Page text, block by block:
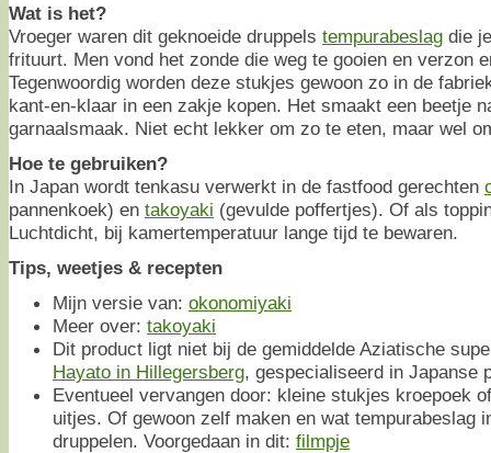
Wat is het?
Vroeger waren dit geknoeide druppels tempurabeslag die
frituurt. Men vond het zonde die weg te gooien en verzon
Tegenwoordig worden deze stukjes gewoon zo in de
kant-en-klaar in een zakje kopen. Het smaakt een beetje
garnaalsmaak. Niet echt lekker om zo te eten, maar wel
Hoe te gebruiken?
In Japan wordt tenkasu verwerkt in de fastfood gerechten
pannenkoek) en takoyaki (gevulde poffertjes). Of als
Luchtdicht, bij kamertemperatuur lange tijd te bewaren.
Tips, weetjes & recepten
Mijn versie van: okonomiyaki
Meer over: takoyaki
Dit product ligt niet bij de gemiddelde Aziatische
Hayato in Hillegersberg, gespecialiseerd in Japanse
Eventueel vervangen door: kleine stukjes kroepoek
uitjes. Of gewoon zelf maken en wat tempurabeslag
druppelen. Voorgedaan in dit: filmpje